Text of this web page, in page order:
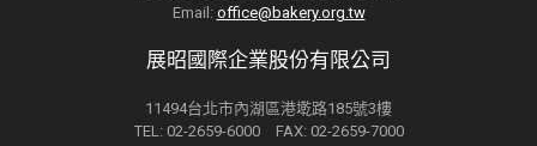
Email: office@bakery.org.tw
展昭國際企業股份有限公司
11494台北市內湖區港墘路185號3樓
TEL: 02-2659-6000 FAX: 02-2659-7000